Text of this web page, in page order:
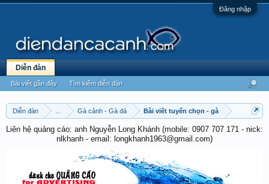
Đăng nhập
Diễn đàn Gà cảnh - Gà đá Bài viết tuyển chọn - gà
Liên hệ quảng cáo: anh Nguyễn Long Khánh (mobile: 0907 707 171 - nick:
nlkhanh - email: longkhanh1963@gmail.com)
Diễn đàn
Bài viết gần đây Tìm kiếm diễn đàn